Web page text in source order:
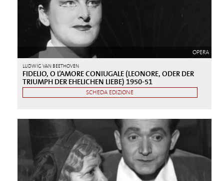
OPERA
LUDWIG VAN BEETHOVEN
FIDELIO, O L’AMORE CONIUGALE (LEONORE, ODER DER
TRIUMPH DER EHELICHEN LIEBE) 1950-51
SCHEDA EDIZIONE